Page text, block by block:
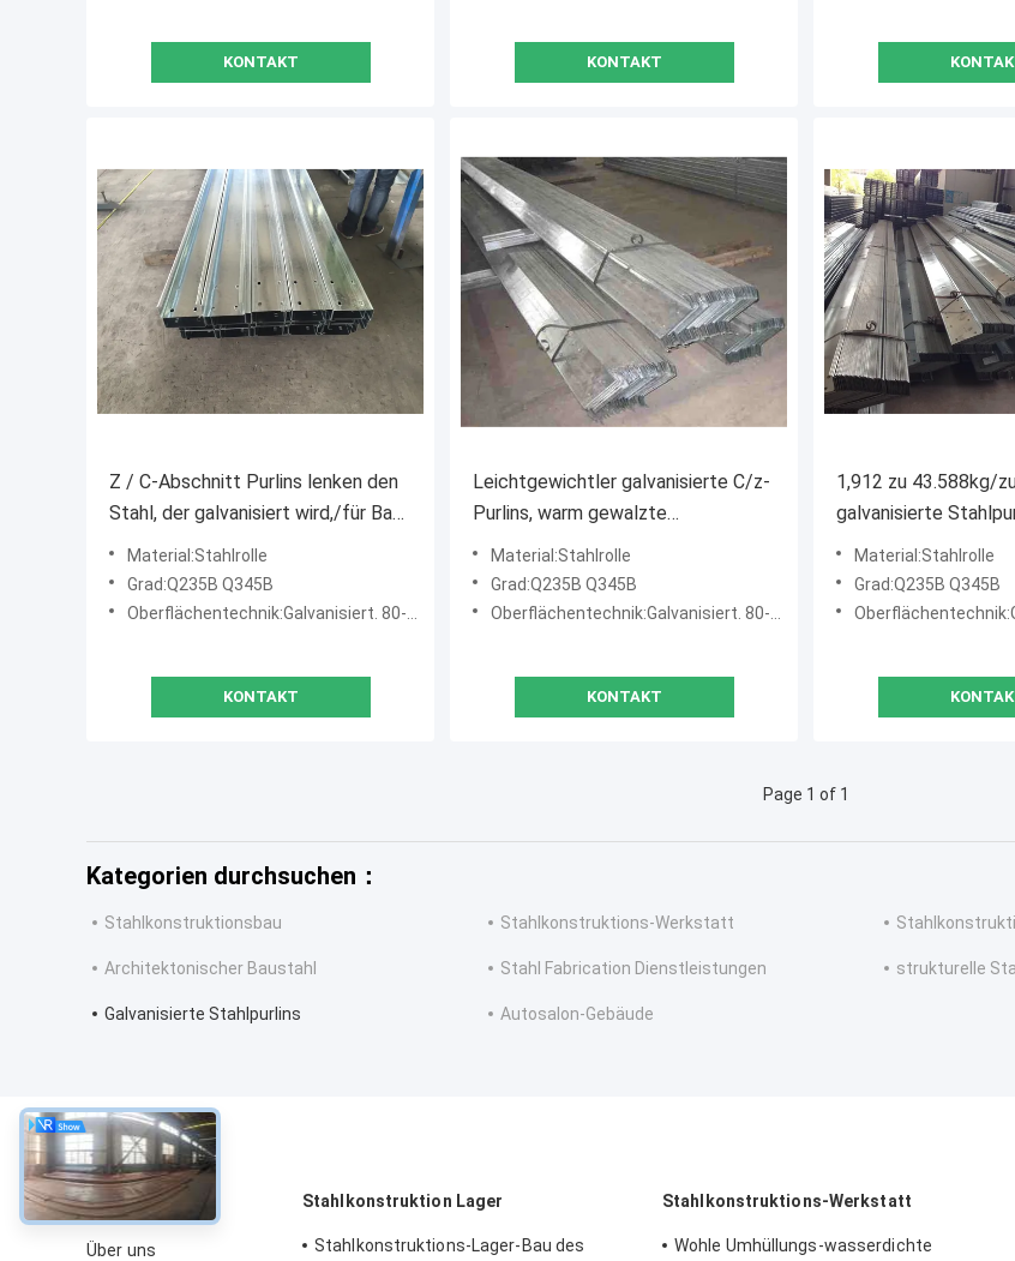
KONTAKT KONTAKT
Z / C-Abschnitt Purlins lenken den
Stahl, der galvanisiert wird,/für Bau
poliert ist
Material:Stahlrolle
Grad:Q235B Q345B
Oberflächentechnik:Galvanisiert. 80-275g/m2
KONTAKT
Leichtgewichtler galvanisierte C/z-
Purlins, warm gewalzte
Metallgebäude Purlins
Material:Stahlrolle
Grad:Q235B Q345B
Oberflächentechnik:Galvanisiert. 80-275g/m2
KONTAKT
1,912 zu 43.588kg/
galvanisierte
Kanal-Stahl-Material
Material:Stahlrolle
Grad:Q235B Q345B
Page 1 of 1
Kategorien durchsuchen：
Stahlkonstruktionsbau Stahlkonstruktions-Werkstatt
Architektonischer Baustahl Stahl Fabrication Dienstleistungen strukturelle
Galvanisierte Stahlpurlins Autosalon-Gebäude
über
Über uns
Stahlkonstruktion Lager
Stahlkonstruktions-Lager-Bau des
Stahlkonstruktions-Werkstatt
Wohle Umhüllungs-wasserdichte